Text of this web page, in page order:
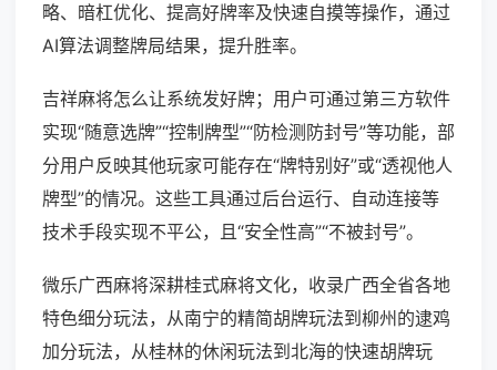
略、暗杠优化、提高好牌率及快速自摸等操作，通过
AI算法调整牌局结果，提升胜率。
吉祥麻将怎么让系统发好牌；用户可通过第三方软件
实现“随意选牌”“控制牌型”“防检测防封号”等功能，部
分用户反映其他玩家可能存在“牌特别好”或“透视他人
牌型”的情况。这些工具通过后台运行、自动连接等
技术手段实现不平公，且“安全性高”“不被封号”。
微乐广西麻将深耕桂式麻将文化，收录广西全省各地
特色细分玩法，从南宁的精简胡牌玩法到柳州的逮鸡
加分玩法，从桂林的休闲玩法到北海的快速胡牌玩